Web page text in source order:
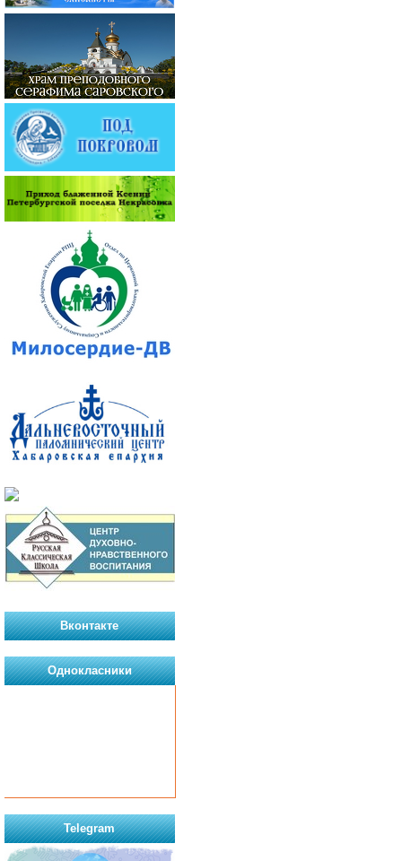
Вконтакте
Однокласники
Telegram